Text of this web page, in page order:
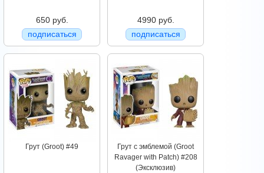
650 руб.
подписаться
4990 руб.
подписаться
Грут (Groot) #49
Грут c эмблемой (Groot
Ravager with Patch) #208
(Эксклюзив)